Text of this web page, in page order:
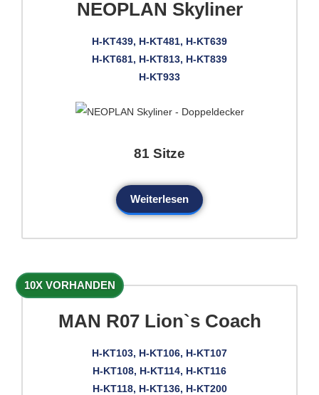
NEOPLAN Skyliner
H-KT439, H-KT481, H-KT639
H-KT681, H-KT813, H-KT839
H-KT933
81 Sitze
Weiterlesen
10X VORHANDEN
MAN R07 Lion`s Coach
H-KT103, H-KT106, H-KT107
H-KT108, H-KT114, H-KT116
H-KT118, H-KT136, H-KT200